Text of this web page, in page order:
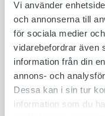
Vi använder
och annonserna till
för sociala medier
vidarebefordrar även
information från din
annons- och
Dessa kan i sin tur
information som du
En snygg och unik
en bottenplatta i
beständig plast
material som
de flesta. Välj
plastbrickan, skriv
fästmetod.